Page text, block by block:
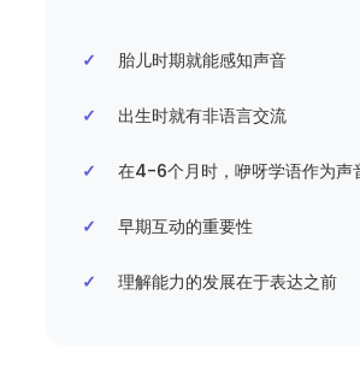
胎儿时期就能感知声音
出生时就有非语言交流
在4-6个月时，咿呀学语作为声
早期互动的重要性
理解能力的发展在于表达之前